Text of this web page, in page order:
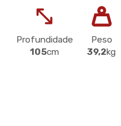
Profundidade
105cm
Peso
39,2kg